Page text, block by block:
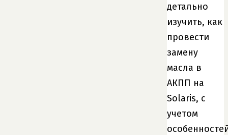
детально
изучить, как
провести
замену
масла в
АКПП на
Solaris, с
учетом